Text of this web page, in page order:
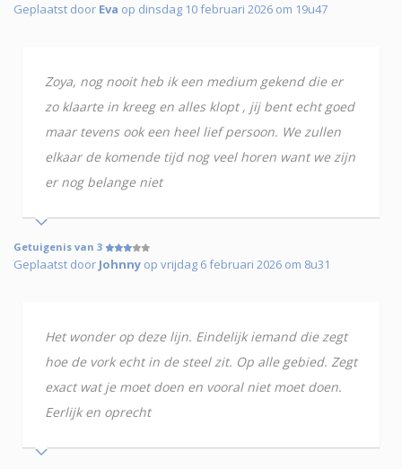
Geplaatst door Eva op dinsdag 10 februari 2026 om 19u47
Zoya, nog nooit heb ik een medium gekend die er
zo klaarte in kreeg en alles klopt , jij bent echt goed
maar tevens ook een heel lief persoon. We zullen
elkaar de komende tijd nog veel horen want we zijn
er nog belange niet
Getuigenis van 3
Geplaatst door Johnny op vrijdag 6 februari 2026 om 8u31
Het wonder op deze lijn. Eindelijk iemand die zegt
hoe de vork echt in de steel zit. Op alle gebied. Zegt
exact wat je moet doen en vooral niet moet doen.
Eerlijk en oprecht